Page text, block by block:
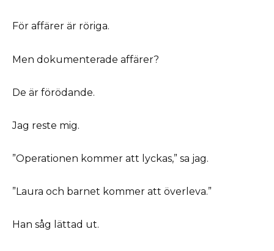
För affärer är röriga.
Men dokumenterade affärer?
De är förödande.
Jag reste mig.
”Operationen kommer att lyckas,” sa jag.
”Laura och barnet kommer att överleva.”
Han såg lättad ut.